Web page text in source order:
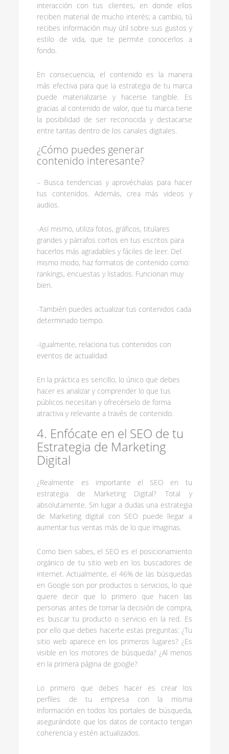
interacción con tus clientes, en donde ellos
reciben material de mucho interés; a cambio, tú
recibes información muy útil sobre sus gustos y
estilo de vida, que te permite conocerlos a
fondo.
En consecuencia, el contenido es la manera
más efectiva para que la estrategia de tu marca
puede materializarse y hacerse tangible. Es
gracias al contenido de valor, que tu marca tiene
la posibilidad de ser reconocida y destacarse
entre tantas dentro de los canales digitales.
¿Cómo puedes generar
contenido interesante?
– Busca tendencias y aprovéchalas para hacer
tus contenidos. Además, crea más videos y
audios.
-Así mismo, utiliza fotos, gráficos, titulares
grandes y párrafos cortos en tus escritos para
hacerlos más agradables y fáciles de leer. Del
mismo modo, haz formatos de contenido como:
rankings, encuestas y listados. Funcionan muy
bien.
-También puedes actualizar tus contenidos cada
determinado tiempo.
-Igualmente, relaciona tus contenidos con
eventos de actualidad.
En la práctica es sencillo, lo único que debes
hacer es analizar y comprender lo que tus
públicos necesitan y ofrecérselo de forma
atractiva y relevante a través de contenido.
4. Enfócate en el SEO de tu
Estrategia de Marketing
Digital
¿Realmente es importante el SEO en tu
estrategia de Marketing Digital? Total y
absolutamente. Sin lugar a dudas una estrategia
de Marketing digital con SEO puede llegar a
aumentar tus ventas más de lo que imaginas.
Como bien sabes, el SEO es el posicionamiento
orgánico de tu sitio web en los buscadores de
internet. Actualmente, el 46% de las búsquedas
en Google son por productos o servicios, lo que
quiere decir que lo primero que hacen las
personas antes de tomar la decisión de compra,
es buscar tu producto o servicio en la red. Es
por ello que debes hacerte estas preguntas: ¿Tu
sitio web aparece en los primeros lugares? ¿Es
visible en los motores de búsqueda? ¿Al menos
en la primera página de google?
Lo primero que debes hacer es crear los
perfiles de tu empresa con la misma
información en todos los portales de búsqueda,
asegurándote que los datos de contacto tengan
coherencia y estén actualizados.